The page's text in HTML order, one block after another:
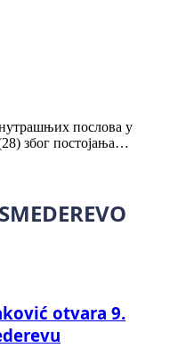
послова у
због постојања…
otvara 9.